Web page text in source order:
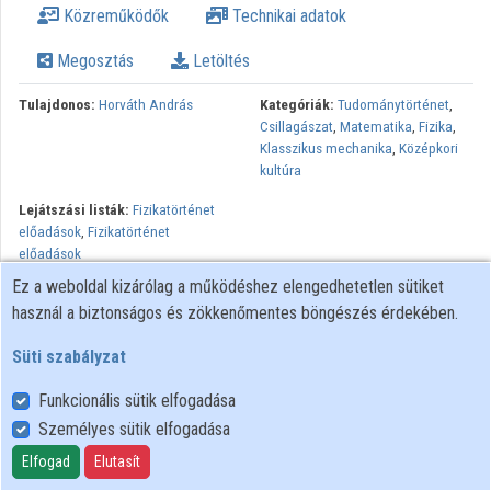
Közreműködők Technikai adatok
Megosztás Letöltés
Tulajdonos: Horváth András Kategóriák: Tudománytörténet,
Csillagászat, Matematika, Fizika,
Klasszikus mechanika, Középkori
kultúra
Lejátszási listák: Fizikatörténet
előadások, Fizikatörténet
előadások
Ez a Mű a Creative Commons Nevezd meg! - Ne add el! - Ne
változtasd! 4.0 Nemzetközi Licenc feltételeinek megfelelően
felhasználható. (CC BY-NC-ND 4.0)
Felhasználói szabályzat
Adatkezelési tájékoztató
Süti szabályzat
Ez a weboldal kizárólag a működéshez elengedhetetlen sütiket
használ a biztonságos és zökkenőmentes böngészés érdekében.
Süti szabályzat
Funkcionális sütik elfogadása
Személyes sütik elfogadása
Elfogad Elutasít